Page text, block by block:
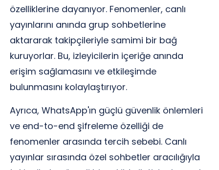
özelliklerine dayanıyor. Fenomenler, canlı
yayınlarını anında grup sohbetlerine
aktararak takipçileriyle samimi bir bağ
kuruyorlar. Bu, izleyicilerin içeriğe anında
erişim sağlamasını ve etkileşimde
bulunmasını kolaylaştırıyor.
Ayrıca, WhatsApp'ın güçlü güvenlik önlemleri
ve end-to-end şifreleme özelliği de
fenomenler arasında tercih sebebi. Canlı
yayınlar sırasında özel sohbetler aracılığıyla